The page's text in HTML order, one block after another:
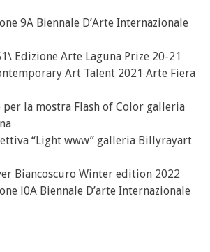
9A Biennale D’Arte Internazionale
Edizione Arte Laguna Prize 20-21
Art Talent 2021 Arte Fiera
per la mostra Flash of Color galleria
“Light www” galleria Billyrayart
Biancoscuro Winter edition 2022
l0A Biennale D’arte Internazionale